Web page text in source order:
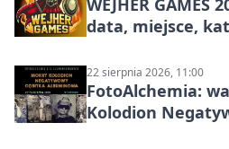
data, miejsce,
22 sierpnia 2026, 11:00
FotoAlchemia:
Kolodion